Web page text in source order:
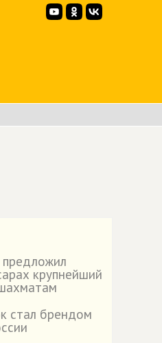
крупнейший
стал брендом